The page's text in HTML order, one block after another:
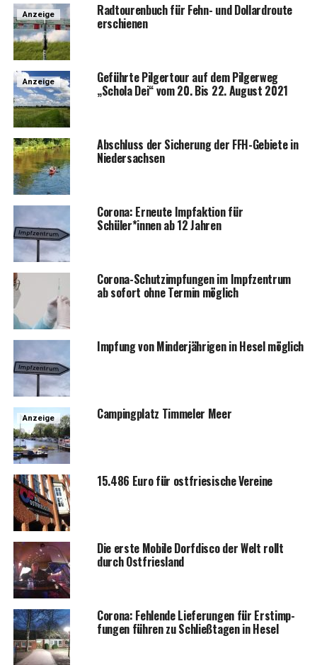
Anzeige Rad­tou­ren­buch für Fehn- und Dol­lard­rou­te
erschienen
Anzeige Geführ­te Pil­ger­tour auf dem Pil­ger­weg
„Scho­la Dei“ vom 20. Bis 22. August 2021
Abschluss der Siche­rung der FFH-Gebie­te in
Niedersachsen
Coro­na: Erneu­te Impf­ak­ti­on für
Schüler*innen ab 12 Jahren
Coro­na-Schutz­imp­fun­gen im Impf­zen­trum
ab sofort ohne Ter­min möglich
Imp­fung von Min­der­jäh­ri­gen in Hesel möglich
Anzeige Cam­ping­platz Tim­me­l­er Meer
15.486 Euro für ost­frie­si­sche Vereine
Die ers­te Mobi­le Dorf­dis­co der Welt rollt
durch Ostfriesland
Coro­na: Feh­len­de Lie­fe­run­gen für Erst­imp­
fun­gen füh­ren zu Schließ­ta­gen in Hesel